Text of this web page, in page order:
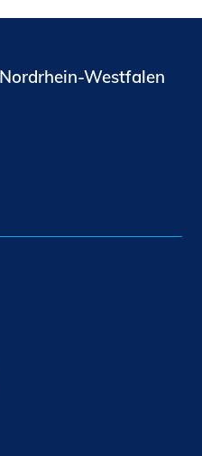
Westfalen